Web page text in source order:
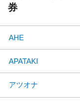
券
AHE
APATAKI
アツオナ